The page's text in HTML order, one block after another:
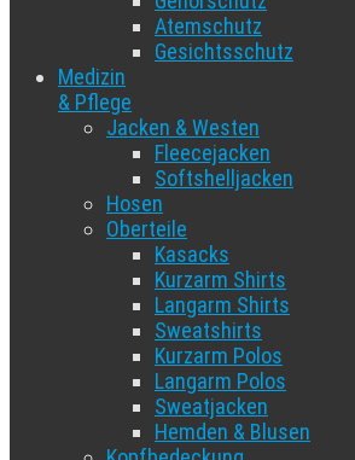
Atemschutz
Gesichtsschutz
Medizin
& Pflege
Jacken & Westen
Fleecejacken
Softshelljacken
Hosen
Oberteile
Kasacks
Kurzarm Shirts
Langarm Shirts
Sweatshirts
Kurzarm Polos
Langarm Polos
Sweatjacken
Hemden & Blusen